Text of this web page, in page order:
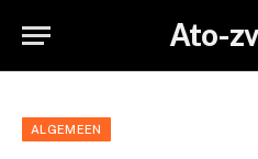
Ato-
ALGEMEEN